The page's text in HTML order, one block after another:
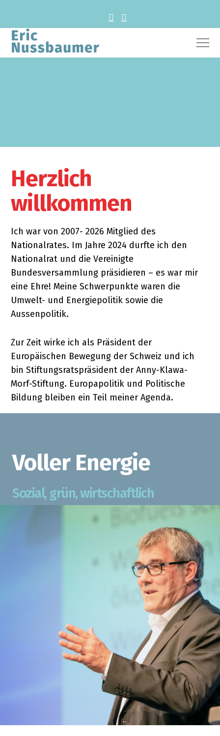
Herzlich
willkommen
Ich war von 2007- 2026 Mitglied des
Nationalrates. Im Jahre 2024 durfte ich den
Nationalrat und die Vereinigte
Bundesversammlung präsidieren – es war mir
eine Ehre! Meine Schwerpunkte waren die
Umwelt- und Energiepolitik sowie die
Aussenpolitik.
Zur Zeit wirke ich als Präsident der
Europäischen Bewegung der Schweiz und ich
bin Stiftungsratspräsident der Anny-Klawa-
Morf-Stiftung. Europapolitik und Politische
Bildung bleiben ein Teil meiner Agenda.
Voller Energie
Sozial, grün, wirtschaftlich